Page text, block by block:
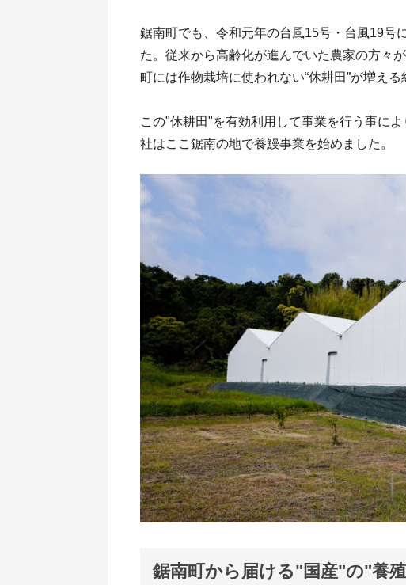
鋸南町でも、令和元年の台風15号・台風19号
た。従来から高齢化が進んでいた農家の方々
町には作物栽培に使われない“休耕田”が増える
この"休耕田"を有効利用して事業を行う事に
社はここ鋸南の地で養鰻事業を始めました。
鋸南町から届ける"国産"の"養